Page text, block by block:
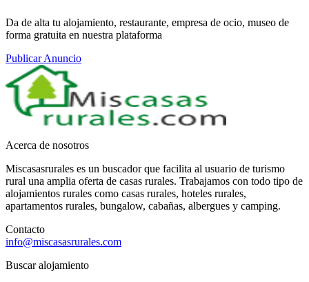
Da de alta tu alojamiento, restaurante, empresa de ocio, museo de
forma gratuita en nuestra plataforma
Publicar Anuncio
Acerca de nosotros
Miscasasrurales es un buscador que facilita al usuario de turismo
rural una amplia oferta de casas rurales. Trabajamos con todo tipo de
alojamientos rurales como casas rurales, hoteles rurales,
apartamentos rurales, bungalow, cabañas, albergues y camping.
Contacto
info@miscasasrurales.com
Buscar alojamiento